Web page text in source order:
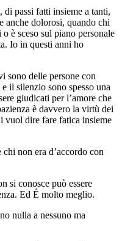
passi fatti insieme a tanti,
anche dolorosi, quando chi
è sceso sul piano personale
Io in questi anni ho
sono delle persone con
il silenzio sono spesso una
giudicati per l’amore che
è davvero la virtù dei
vuol dire fare fatica insieme
non era d’accordo con
si conosce può essere
Ed É molto meglio.
nulla a nessuno ma